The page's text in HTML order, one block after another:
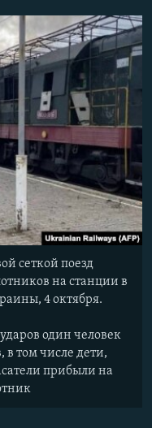
сеткой поезд
на станции в
4 октября.
один человек
в том числе дети,
прибыли на